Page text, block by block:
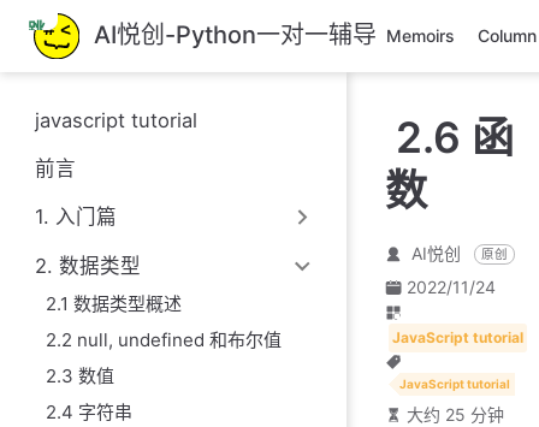
跳
至
主
內
容
AI悦创-Python一对一辅导 Memoirs Column
javascript tutorial
前言
1. 入门篇
2. 数据类型
2.1 数据类型概述
2.2 null, undefined 和布尔值
2.3 数值
2.4 字符串
2.6 函
数
AI悦创 原创
2022/11/24
JavaScript tutorial
JavaScript tutorial
大约 25 分钟